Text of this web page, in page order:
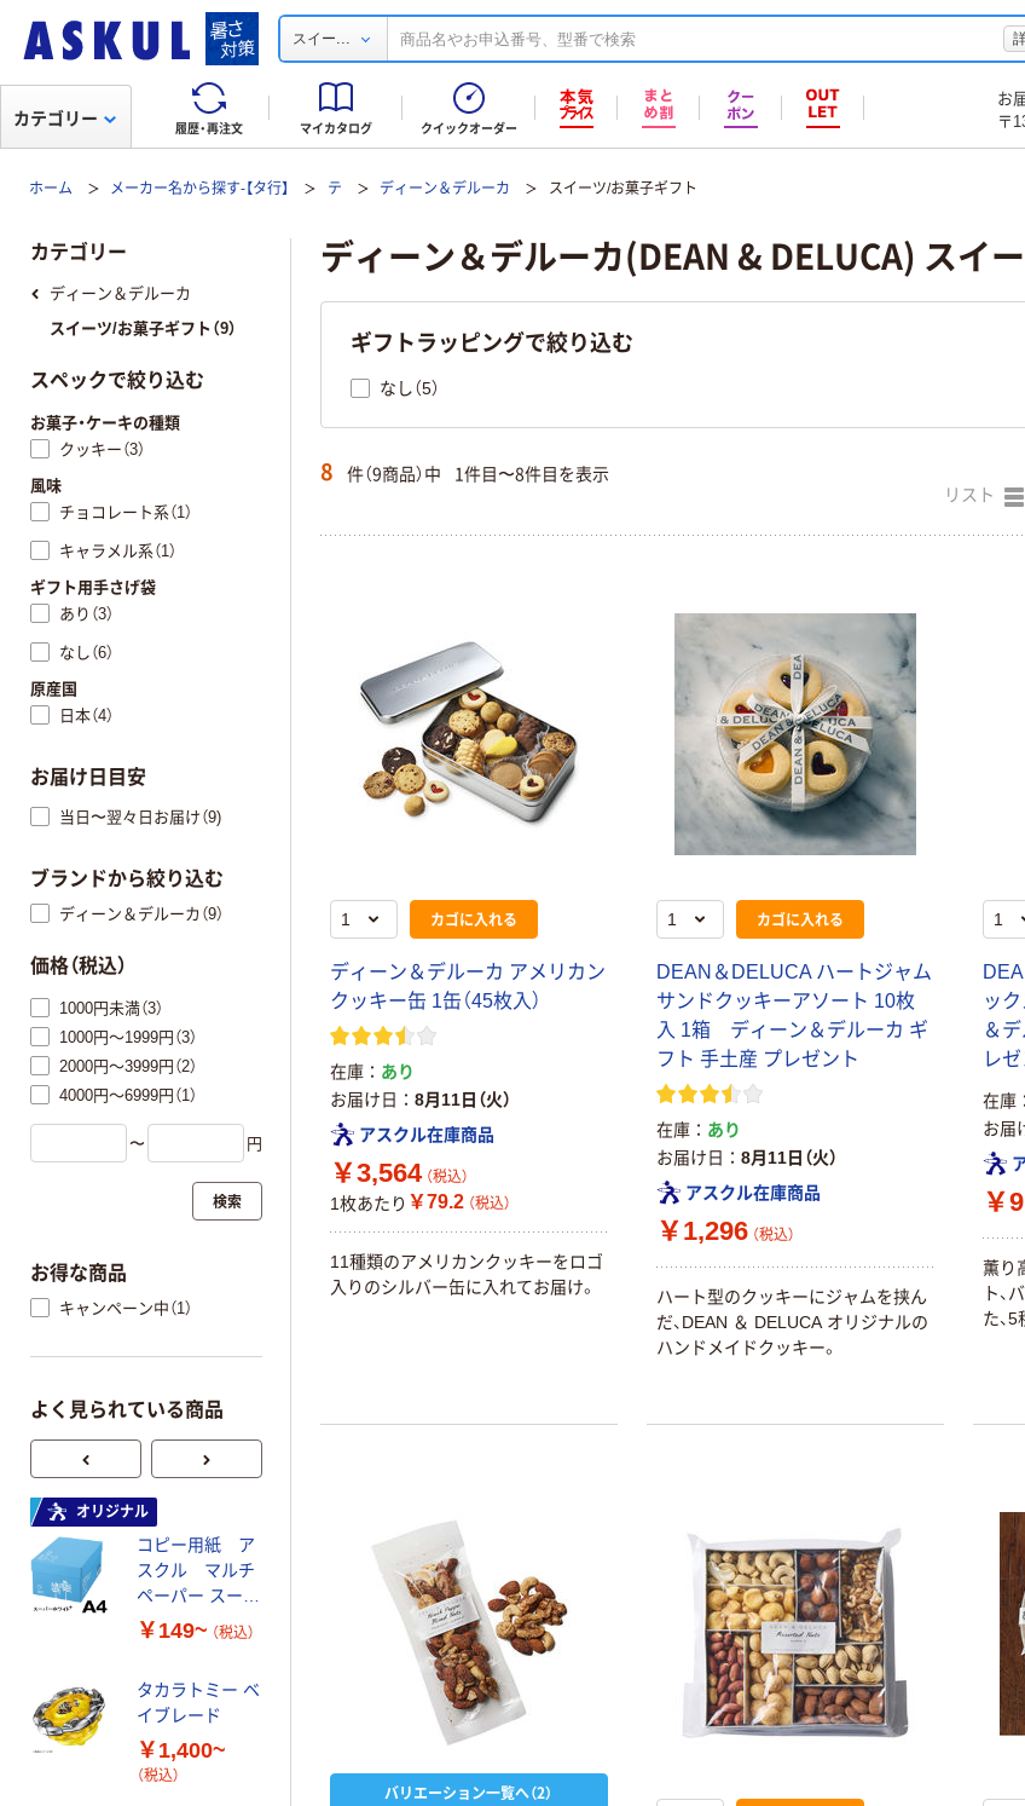
スイー...
履歴・再注文 マイカタログ クイックオーダー
お
〒
カテゴリー
ホーム メーカー名から探す-【タ行】 テ ディーン＆デルーカ スイーツ/お菓子ギフト
ディーン＆デルーカ(DEAN & DELUCA) スイ
ギフトラッピングで絞り込む
なし（5）
8 件（9商品）中 1件目〜8件目を表示
リスト
カゴに入れる
ディーン＆デルーカ アメリカン
クッキー缶 1缶（45枚入）
在庫
あり
お届け日
8月11日（火）
アスクル在庫商品
￥3,564 （税込）
1枚あたり ￥79.2 （税込）
11種類のアメリカンクッキーをロゴ
入りのシルバー缶に入れてお届け。
カゴに入れる
DEAN＆DELUCA ハートジャム
サンドクッキーアソート 10枚
入 1箱 ディーン＆デルーカ ギ
フト 手土産 プレゼント
在庫
あり
お届け日
8月11日（火）
アスクル在庫商品
￥1,296 （税込）
ハート型のクッキーにジャムを挟ん
だ、DEAN ＆ DELUCA オリジナルの
ハンドメイドクッキー。
ッ
＆
レ
在庫
お届
￥
薫り
ト、
た、
バリエーション一覧へ（2）
カテゴリー
ディーン＆デルーカ
スイーツ/お菓子ギフト（9）
スペックで絞り込む
お菓子・ケーキの種類
クッキー（3）
風味
チョコレート系（1）
キャラメル系（1）
ギフト用手さげ袋
あり（3）
なし（6）
原産国
日本（4）
お届け日目安
当日〜翌々日お届け（9)
ブランドから絞り込む
ディーン＆デルーカ（9）
価格（税込）
1000円未満（3）
1000円～1999円（3）
2000円～3999円（2）
4000円～6999円（1）
〜 円
検索
お得な商品
キャンペーン中（1）
よく見られている商品
オリジナル
コピー用紙 ア
スクル マルチ
ペーパー スーパ
ーホワイト+
￥149~ （税込）
タカラトミー ベ
イブレード
￥1,400~
（税込）
ゴミ袋 エコノミ
ータイプ 乳白半
透明 高密度タイ
プ 詰替用 バイ
オマス素材10％
配合
￥616~ （税込）
乾電池 単3
電池 北欧パッ
【ガムテープ】ア
スクル 現場のチ
カラ 厚さ
0.22mm 布テー
￥145~ （税込）
トイレットペー
アスクル 「現場
のチカラ」 養
（税
オリジナル
サントリー